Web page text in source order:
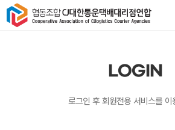
LOGIN
로그인 후 회원전용 서비스를 이